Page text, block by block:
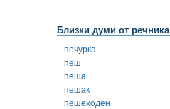
Близки думи от речника
печурка
пеш
пеша
пешак
пешеходен